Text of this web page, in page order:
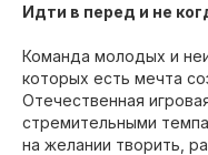
Идти в перед и не
Команда молодых и
которых есть мечта
Отечественная
стремительными
на желании творить,